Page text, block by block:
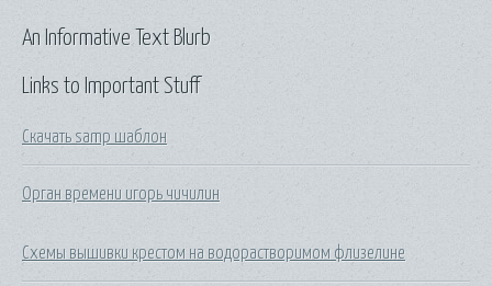
Links to Important Stuff
Скачать samp шаблон
Орган времени игорь чичилин
Схемы вышивки крестом на водорастворимом флизелине
An Informative Text Blurb